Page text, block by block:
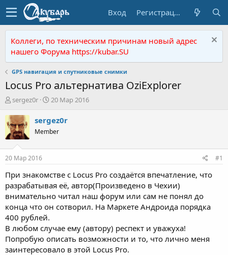
Вход Регистрация
Коллеги, по техническим причинам новый адрес
нашего Форума https://kubar.SU
GPS навигация и спутниковые снимки
Locus Pro альтернатива OziExplorer
А
т
о
р
е
м
ы
sergez0r
Д
т
а
н
л
20 Мар 2016
sergez0r
Member
20 Мар 2016 #1
При знакомстве с Locus Pro создаётся впечатление, что
разрабатывая её, автор(Произведено в Чехии)
внимательно читал наш форум или сам не понял до
конца что он сотворил. На Маркете Андроида порядка
400 рублей.
В любом случае ему (автору) респект и уважуха!
Попробую описать возможности и то, что лично меня
заинтересовало в этой Locus Pro.